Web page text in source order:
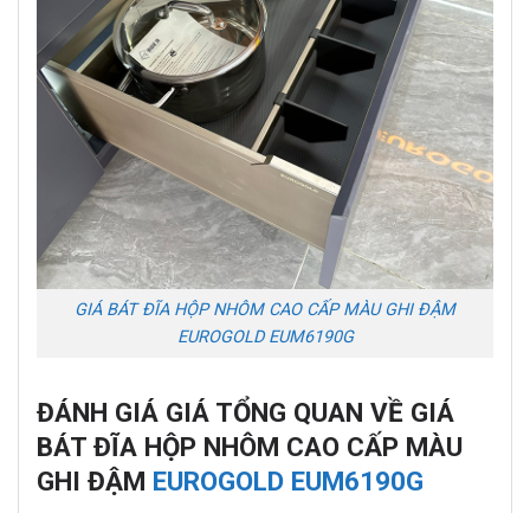
GIÁ BÁT ĐĨA HỘP NHÔM CAO CẤP MÀU GHI ĐẬM
EUROGOLD EUM6190G
ĐÁNH GIÁ GIÁ TỔNG QUAN VỀ GIÁ
BÁT ĐĨA HỘP NHÔM CAO CẤP MÀU
GHI ĐẬM EUROGOLD EUM6190G